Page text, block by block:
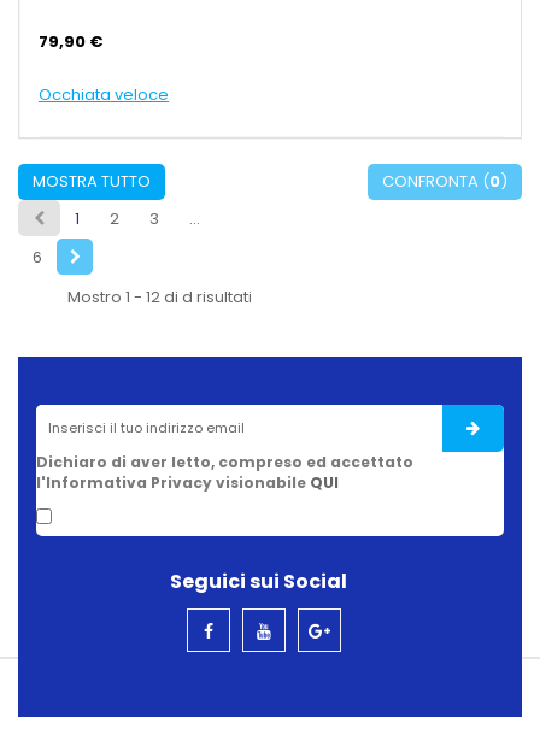
79,90 €
Occhiata veloce
MOSTRA TUTTO
1
2 3
...
6
Mostro 1 - 12 di d risultati
CONFRONTA (0)
Dichiaro di aver letto, compreso ed accettato
l'Informativa Privacy visionabile QUI
Seguici sui Social